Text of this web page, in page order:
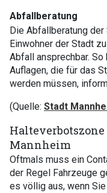
Abfallberatung
Die Abfallberatung
Einwohner der Stadt
Abfall ansprechbar.
Auflagen, die für das
werden müssen,
(Quelle: Stadt
Mannheim
Oftmals muss ein
der Regel Fahrzeuge
es völlig aus, wenn